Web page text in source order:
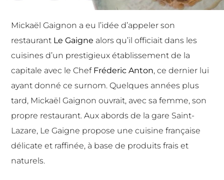
Mickaël Gaignon a eu l’idée d’appeler son
restaurant Le Gaigne alors qu’il officiait dans les
cuisines d’un prestigieux établissement de la
capitale avec le Chef Fréderic Anton, ce dernier lui
ayant donné ce surnom. Quelques années plus
tard, Mickaël Gaignon ouvrait, avec sa femme, son
propre restaurant. Aux abords de la gare Saint-
Lazare, Le Gaigne propose une cuisine française
délicate et raffinée, à base de produits frais et
naturels.